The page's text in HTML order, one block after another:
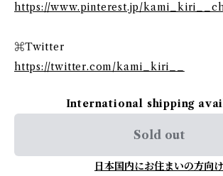
https://www.pinterest.jp/
⌘Twitter
https://twitter.com/kami_kiri__
International shipping
Sold out
日本国内にお住まいの方向け